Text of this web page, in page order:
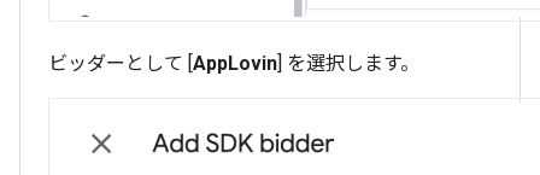
ビッダーとして [AppLovin] を選択します。